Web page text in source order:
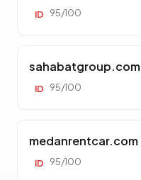
ID 95/100
sahabatgroup.com
ID 95/100
medanrentcar.com
ID 95/100